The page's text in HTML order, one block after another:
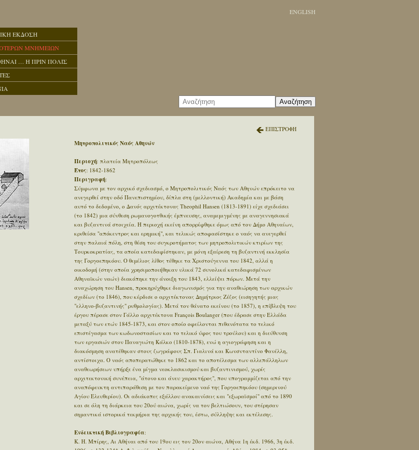
ENGLISH
ΕΚΔΟΣΗ
ΜΝΗΜΕΙΩΝ
… Η ΠΡΙΝ ΠΟΛΙΣ
Αναζήτηση
ΕΠΙΣΤΡΟΦΗ
Μητροπολιτικός Ναός Αθηνών
Περιοχή: πλατεία Μητροπόλεως
Έτος: 1842-1862
Περιγραφή:
Σύμφωνα με τον αρχικό σχεδιασμό, ο Μητροπολιτικός Ναός των Αθηνών επρόκειτο να
ανεγερθεί στην οδό Πανεπιστημίου, δίπλα στη (μελλοντική) Ακαδημία και με βάση
αυτό το δεδομένο, ο Δανός αρχιτέκτονας Theophil Hansen (1813-1891) είχε σχεδιάσει
(το 1842) μια σύνθεση ρωμανογοτθικής έμπνευσης, αναμεμιγμένης με αναγεννησιακά
και βυζαντινά στοιχεία. Η περιοχή εκείνη απορρίφθηκε όμως από τον Δήμο Αθηναίων,
κριθείσα "απόκεντρος και ερημική", και τελικώς αποφασίστηκε ο ναός να ανεγερθεί
στην παλαιά πόλη, στη θέση του συγκροτήματος των μητροπολιτικών κτιρίων της
Τουρκοκρατίας, τα οποία κατεδαφίστηκαν, με μόνη εξαίρεση τη βυζαντινή εκκλησία
της Γοργοεπηκόου. Ο θεμέλιος λίθος τέθηκε τα Χριστούγεννα του 1842, αλλά η
οικοδομή (στην οποία χρησιμοποιήθηκαν υλικά 72 συνολικά κατεδαφισμένων
Αθηναϊκών ναών) διακόπηκε την άνοιξη του 1843, ελλείψει πόρων. Μετά την
αναχώρηση του Hansen, προκηρύχθηκε διαγωνισμός για την αναθεώρηση των αρχικών
σχεδίων (το 1846), που κέρδισε ο αρχιτέκτονας Δημήτριος Ζέζος (εισηγητής μιας
"ελληνο-βυζαντινής" ρυθμολογίας). Μετά τον θάνατο εκείνου (το 1857), η επίβλεψη του
έργου πέρασε στον Γάλλο αρχιτέκτονα François Boulanger (που έδρασε στην Ελλάδα
μεταξύ των ετών 1845-1873, και στον οποίο οφείλονται πιθανότατα το τελικό
επιστέγασμα των κωδωνοστασίων και το τελικό ύφος του τρούλου) και η διεύθυνση
των εργασιών στον Παναγιώτη Κάλκο (1810-1878), ενώ η αγιογράφηση και η
διακόσμηση ανατέθηκαν στους ζωγράφους Σπ. Γιαλινά και Κωνσνταντίνο Φανέλλη,
αντίστοιχα. Ο ναός αποπερατώθηκε το 1862 και το αποτέλεσμα των αλλεπάλληλων
αναθεωρήσεων υπήρξε ένα μίγμα νεοκλασικισμού και βυζαντινισμού, χωρίς
αρχιτεκτονική συνέπεια, "άτονο και άνευ χαρακτήρος", που υπογραμμίζεται από την
αναπόφευκτη αντιπαράθεση με τον παρακείμενο ναό της Γοργοεπηκόου (σημερινού
Αγίου Ελευθερίου). Οι αδιάκοπες εξάλλου ανακαινίσεις και "εξωραϊσμοί" από το 1890
και σε όλη τη διάρκεια του 20ού αιώνα, χωρίς να τον βελτιώσουν, του στέρησαν
σημαντικά ιστορικά τεκμήρια της αρχικής του, έστω, σύλληψης και εκτέλεσης.
Ενδεικτική Βιβλιογραφία:
Κ. Η. Μπίρης, Αι Αθήναι από του 19ου εις τον 20ον αιώνα, Αθήνα 1η έκδ. 1966, 3η έκδ.